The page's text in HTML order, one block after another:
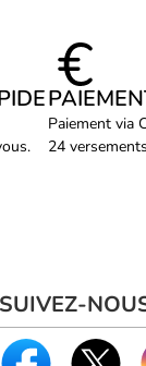
Paiement via
24
SUIVEZ-